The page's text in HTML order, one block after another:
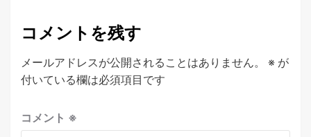
コメントを残す
メールアドレスが公開されることはありません。 ※ が
付いている欄は必須項目です
コメント ※